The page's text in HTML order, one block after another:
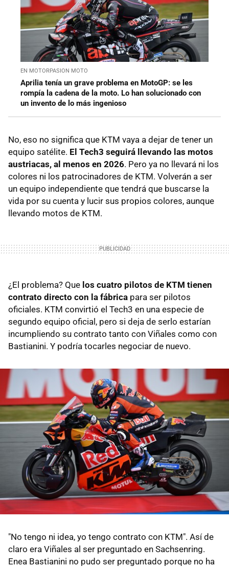
EN MOTORPASION MOTO
Aprilia tenía un grave problema en MotoGP: se les
rompía la cadena de la moto. Lo han solucionado con
un invento de lo más ingenioso
No, eso no significa que KTM vaya a dejar de tener un
equipo satélite. El Tech3 seguirá llevando las motos
austriacas, al menos en 2026. Pero ya no llevará ni los
colores ni los patrocinadores de KTM. Volverán a ser
un equipo independiente que tendrá que buscarse la
vida por su cuenta y lucir sus propios colores, aunque
llevando motos de KTM.
¿El problema? Que los cuatro pilotos de KTM tienen
contrato directo con la fábrica para ser pilotos
oficiales. KTM convirtió el Tech3 en una especie de
segundo equipo oficial, pero si deja de serlo estarían
incumpliendo su contrato tanto con Viñales como con
Bastianini. Y podría tocarles negociar de nuevo.
"No tengo ni idea, yo tengo contrato con KTM". Así de
claro era Viñales al ser preguntado en Sachsenring.
Enea Bastianini no pudo ser preguntado porque no ha